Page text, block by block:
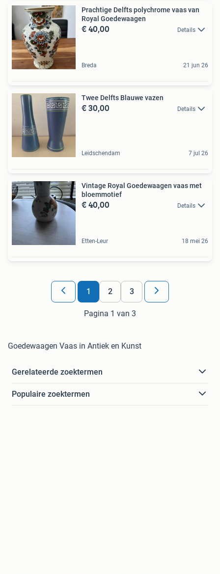
Prachtige Delfts polychrome vaas van
Royal Goedewaagen
€ 40,00 Details
Breda 21 jun 26
Twee Delfts Blauwe vazen
€ 30,00 Details
Leidschendam 7 jul 26
Vintage Royal Goedewaagen vaas met
bloemmotief
€ 40,00 Details
Etten-Leur 18 mei 26
1 2 3
Pagina 1 van 3
Goedewaagen Vaas in Antiek en Kunst
Gerelateerde zoektermen
Populaire zoektermen